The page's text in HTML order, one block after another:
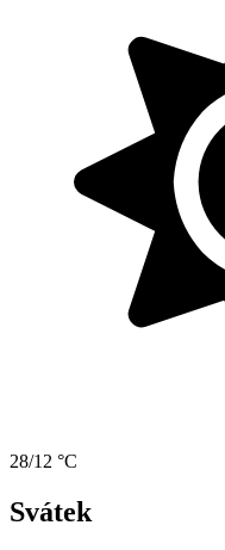
28/12 °C
Svátek